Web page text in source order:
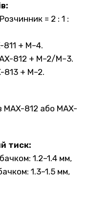
= 2 : 1 :
811 + M–4.
812 + M–2/M–3.
813 + M–2.
812 або MAX-
тиск:
1.2–1.4 мм,
1.3–1.5 мм,